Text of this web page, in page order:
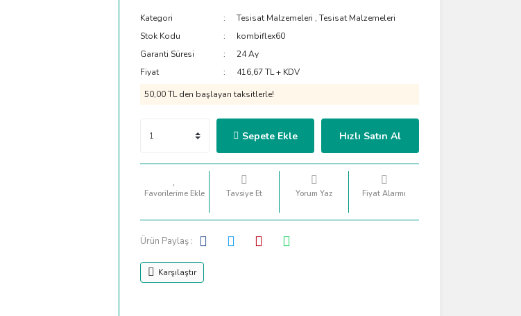
Kategori Tesisat Malzemeleri ,Tesisat Malzemeleri
Stok Kodu
kombiflex60
Garanti Süresi
24 Ay
Fiyat
416,67 TL + KDV
50,00 TL den başlayan taksitlerle!
Sepete Ekle Hızlı Satın Al
Tavsiye Et Yorum Yaz Fiyat Alarmı
Ürün Paylaş :
Karşılaştır